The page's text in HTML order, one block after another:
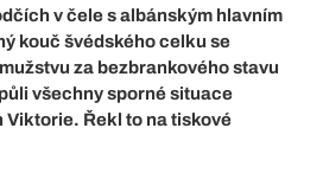
v čele s albánským hlavním
kouč švédského celku se
za bezbrankového stavu
všechny sporné situace
Viktorie. Řekl to na tiskové